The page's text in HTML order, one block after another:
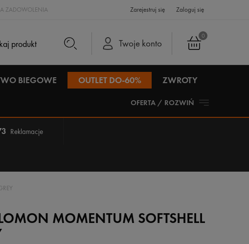
ZADOWOLENIA Zarejestruj się Zaloguj się
0
Twoje konto
BIEGOWE OUTLET DO-60% ZWROTY
OFERTA / ROZWIŃ
Reklamacje
MOMENTUM SOFTSHELL